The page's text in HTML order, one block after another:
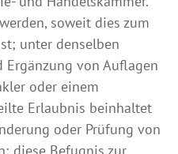
soweit dies zum
unter denselben
Ergänzung von Auflagen
oder einem
Erlaubnis beinhaltet
oder Prüfung von